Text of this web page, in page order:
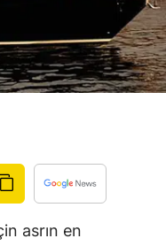
Çanakkale
Çankırı
Çorum
Diyarbakır
Edirne
asrın en